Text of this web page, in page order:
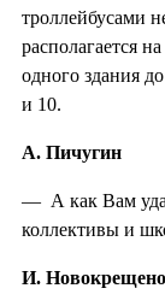
троллейбусами
располагается
одного здания
и 10.
А. Пичугин
— А как Вам
коллективы и
И.